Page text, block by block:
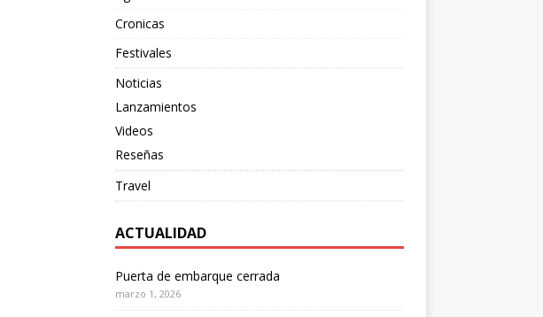
Cronicas
Festivales
Noticias
Lanzamientos
Videos
Reseñas
Travel
ACTUALIDAD
Puerta de embarque cerrada
marzo 1, 2026